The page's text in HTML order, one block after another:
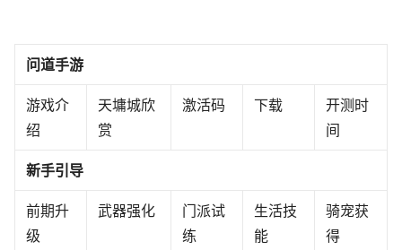
问道手游
游戏介
绍
天墉城欣
赏
激活码 下载
开测时
间
新手引导
前期升
级
武器强化
门派试
练
生活技
能
骑宠获
得